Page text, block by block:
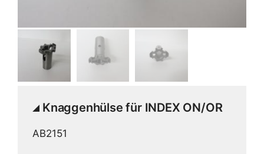
Knaggenhülse für INDEX ON/OR
AB2151